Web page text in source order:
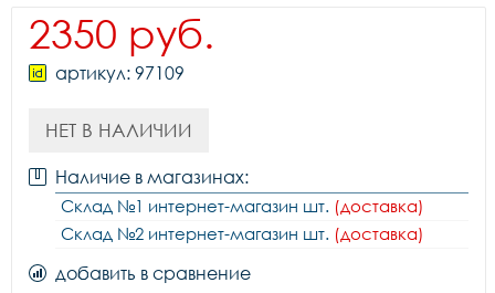
2350 руб.
артикул: 97109
НЕТ В НАЛИЧИИ
Наличие в магазинах:
Склад №1 интернет-магазин шт. (доставка)
Склад №2 интернет-магазин шт. (доставка)
добавить в сравнение